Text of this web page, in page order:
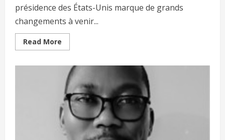
présidence des États-Unis marque de grands
changements à venir...
Read More